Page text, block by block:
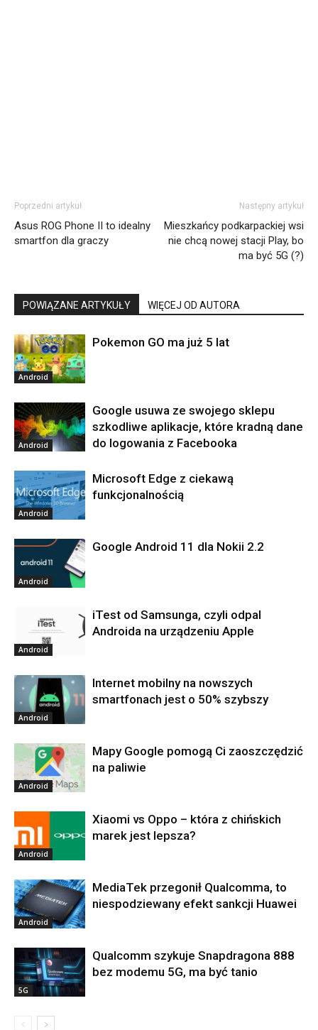
Poprzedni artykuł
Asus ROG Phone II to idealny
smartfon dla graczy
Następny artykuł
Mieszkańcy podkarpackiej wsi
nie chcą nowej stacji Play, bo
ma być 5G (?)
POWIĄZANE ARTYKUŁY WIĘCEJ OD AUTORA
Android
Pokemon GO ma już 5 lat
Android
Google usuwa ze swojego sklepu
szkodliwe aplikacje, które kradną dane
do logowania z Facebooka
Android
Microsoft Edge z ciekawą
funkcjonalnością
Android
Google Android 11 dla Nokii 2.2
Android
iTest od Samsunga, czyli odpal
Androida na urządzeniu Apple
Android
Internet mobilny na nowszych
smartfonach jest o 50% szybszy
Android
Mapy Google pomogą Ci zaoszczędzić
na paliwie
Android
Xiaomi vs Oppo – która z chińskich
marek jest lepsza?
Android
MediaTek przegonił Qualcomma, to
niespodziewany efekt sankcji Huawei
5G
Qualcomm szykuje Snapdragona 888
bez modemu 5G, ma być tanio